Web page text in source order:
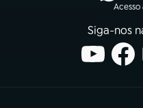
Siga-nos